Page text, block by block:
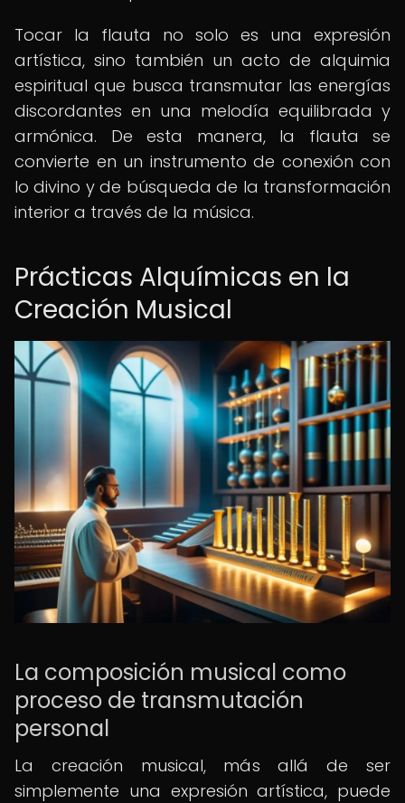
Tocar la flauta no solo es una expresión
artística, sino también un acto de alquimia
espiritual que busca transmutar las energías
discordantes en una melodía equilibrada y
armónica. De esta manera, la flauta se
convierte en un instrumento de conexión con
lo divino y de búsqueda de la transformación
interior a través de la música.
Prácticas Alquímicas en la
Creación Musical
La composición musical como
proceso de transmutación
personal
La creación musical, más allá de ser
simplemente una expresión artística, puede